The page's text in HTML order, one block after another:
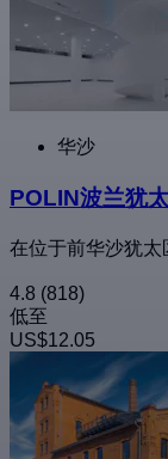
华沙
POLIN波兰犹
在位于前华沙犹
4.8 (818)
低至
US$12.05